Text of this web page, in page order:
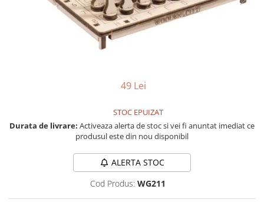
Jocuri pentru o persoana
Jocuri pentru 2 persoane
Monopoly
Jocuri de masa
49 Lei
STOC EPUIZAT
Durata de livrare: Activeaza alerta de stoc si vei fi anuntat imediat ce
produsul este din nou disponibil
ALERTA STOC
Cod Produs: WG211